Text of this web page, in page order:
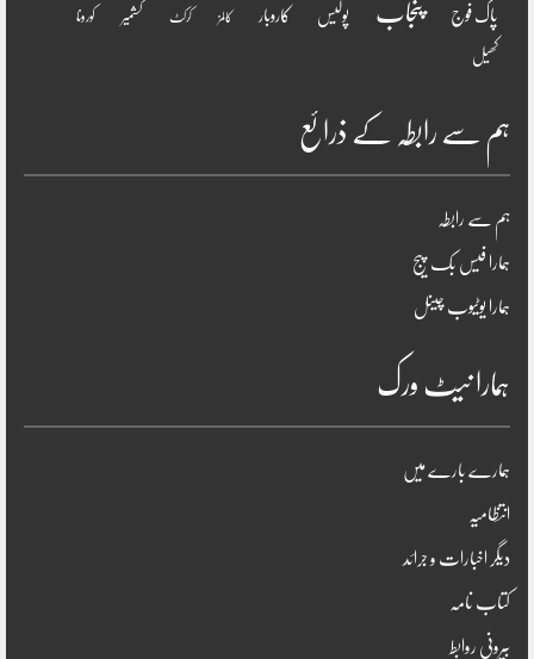
پاک فوج پنجاب پولیس کاروبار کالمز کرکٹ کشمیر کورونا
کھیل
ہم سے رابطہ کے ذرائع
ہم سے رابطہ
ہمارا فیس بک پیج
ہمارا یوٹیوب چینل
ہمارا نیٹ ورک
ہمارے بارے میں
انتظامیہ
دیگر اخبارات و جرائد
کتاب نامہ
بیرونی روابط